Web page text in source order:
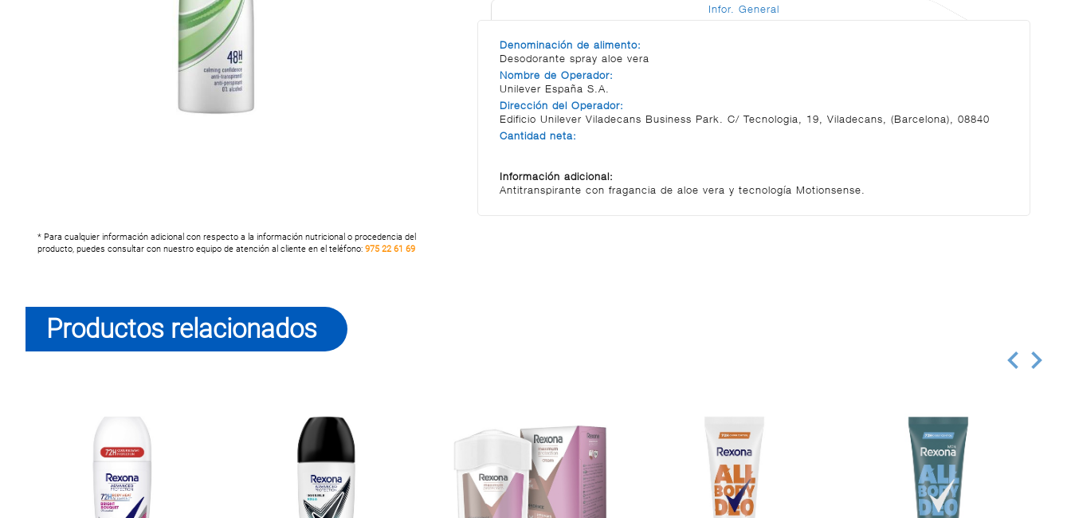
Infor. General
Denominación de alimento:
Desodorante spray aloe vera
Nombre de Operador:
Unilever España S.A.
Dirección del Operador:
Edificio Unilever Viladecans Business Park. C/ Tecnologia, 19, Viladecans, (Barcelona), 08840
Cantidad neta:
Información adicional:
Antitranspirante con fragancia de aloe vera y tecnología Motionsense.
* Para cualquier información adicional con respecto a la información nutricional o procedencia del
producto, puedes consultar con nuestro equipo de atención al cliente en el teléfono: 975 22 61 69
Productos relacionados